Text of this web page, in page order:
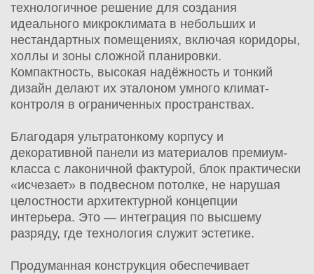
технологичное решение для создания
идеального микроклимата в небольших и
нестандартных помещениях, включая коридоры,
холлы и зоны сложной планировки.
Компактность, высокая надёжность и тонкий
дизайн делают их эталоном умного климат-
контроля в ограниченных пространствах.
Благодаря ультратонкому корпусу и
декоративной панели из материалов премиум-
класса с лаконичной фактурой, блок практически
«исчезает» в подвесном потолке, не нарушая
целостности архитектурной концепции
интерьера. Это — интеграция по высшему
разряду, где технология служит эстетике.
Продуманная конструкция обеспечивает